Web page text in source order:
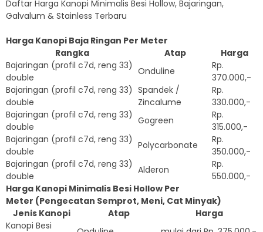
Daftar Harga Kanopi Minimalis Besi Hollow, Bajaringan,
Galvalum & Stainless Terbaru
Harga Kanopi Baja Ringan Per Meter
Rangka
Atap
Harga
Bajaringan (profil c7d, reng 33)
double
Onduline
Rp.
370.000,-
Bajaringan (profil c7d, reng 33)
double
Spandek /
Zincalume
Rp.
330.000,-
Bajaringan (profil c7d, reng 33)
double
Gogreen
Rp.
315.000,-
Bajaringan (profil c7d, reng 33)
double
Polycarbonate
Rp.
350.000,-
Bajaringan (profil c7d, reng 33)
double
Alderon
Rp.
550.000,-
Harga Kanopi Minimalis Besi Hollow Per
Meter (Pengecatan Semprot, Meni, Cat Minyak)
Jenis Kanopi
Atap
Harga
Kanopi Besi